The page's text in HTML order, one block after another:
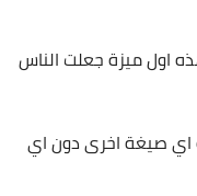
اول ميزة جعلت الناس
اي صيغة اخرى دون اي